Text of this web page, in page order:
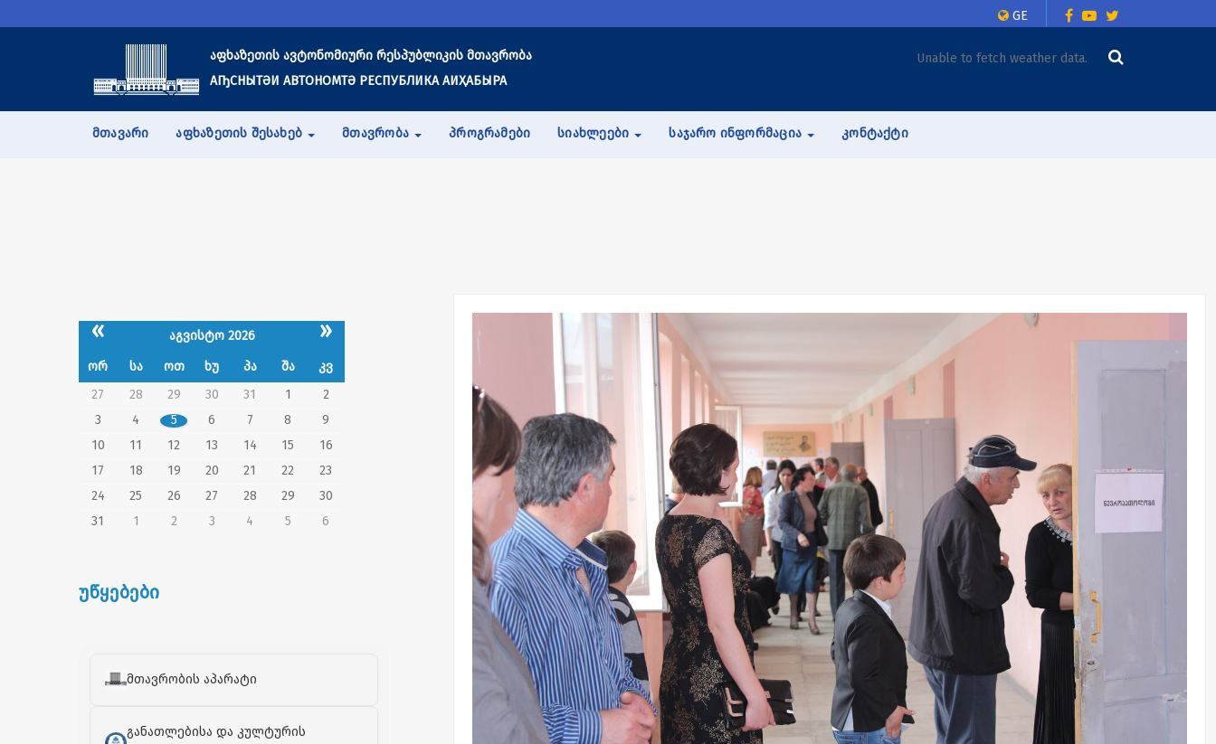
GE
აფხაზეთის ავტონომიური რესპუბლიკის მთავრობა
АҦСНЫТӘИ АВТОНОМТӘ РЕСПУБЛИКА АИҲАБЫРА
Unable to fetch weather data.
ᲛᲗᲐᲕᲐᲠᲘ ᲐᲤᲮᲐᲖᲔᲗᲘᲡ ᲨᲔᲡᲐᲮᲔᲑ ᲛᲗᲐᲕᲠᲝᲑᲐ ᲞᲠᲝᲒᲠᲐᲛᲔᲑᲘ ᲡᲘᲐᲮᲚᲔᲔᲑᲘ ᲡᲐᲯᲐᲠᲝ ᲘᲜᲤᲝᲠᲛᲐᲪᲘᲐ ᲙᲝᲜᲢᲐᲥᲢᲘ
« აგვისტო 2026 »
ორ სა ოთ ხუ პა შა
კვ
27
28 29 30 31 1
2
3
4 5 6 7 8
9
10
11 12 13 14 15
16
17
18 19 20 21 22
23
24
25 26 27 28 29
30
31
1 2 3 4 5 6
უწყებები
მთავრობის აპარატი
განათლებისა და კულტურის